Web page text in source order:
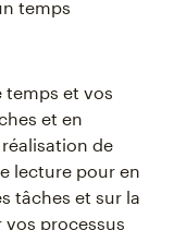
temps
temps et vos
et en
de
lecture pour en
tâches et sur la
processus